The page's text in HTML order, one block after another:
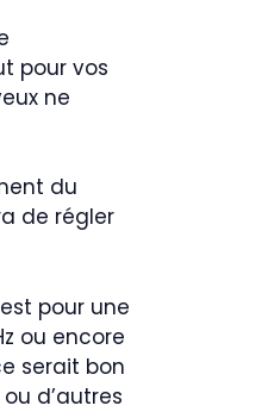
pour vos
ne
du
de régler
pour une
ou encore
serait bon
d’autres